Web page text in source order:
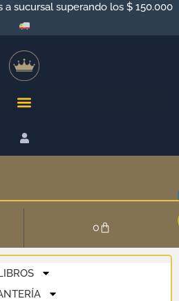
a sucursal superando los $ 150.000
0